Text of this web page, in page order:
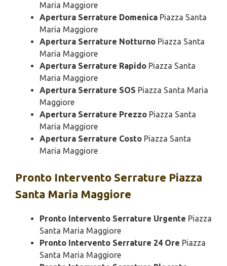
Maria Maggiore
Apertura Serrature Domenica Piazza Santa
Maria Maggiore
Apertura Serrature Notturno Piazza Santa
Maria Maggiore
Apertura Serrature Rapido Piazza Santa
Maria Maggiore
Apertura Serrature SOS Piazza Santa Maria
Maggiore
Apertura Serrature Prezzo Piazza Santa
Maria Maggiore
Apertura Serrature Costo Piazza Santa
Maria Maggiore
Pronto Intervento Serrature Piazza
Santa Maria Maggiore
Pronto Intervento Serrature Urgente Piazza
Santa Maria Maggiore
Pronto Intervento Serrature 24 Ore Piazza
Santa Maria Maggiore